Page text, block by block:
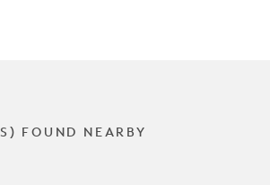
FOUND NEARBY